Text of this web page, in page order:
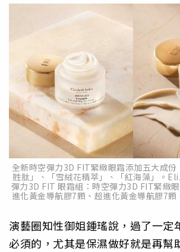
全新時空彈力3D FIT緊緻眼霜添加五大成
胜肽」、「雪絨花精萃」、「紅海藻」。
彈力3D FIT 眼霜組：時空彈力3D FIT緊緻
進化黃金導航膠7顆、超進化黃金導航膠7顆
演藝圈知性御姐鍾瑤說，過了一定
必須的，尤其是保濕做好就是再幫